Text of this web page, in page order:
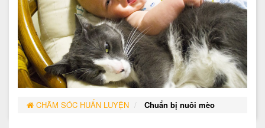
CHĂM SÓC HUẤN LUYỆN Chuẩn bị nuôi mèo